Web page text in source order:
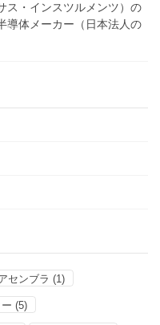
ス・インスツルメンツ）の
導体メーカー（日本法人の
センブラ (1)
(5)